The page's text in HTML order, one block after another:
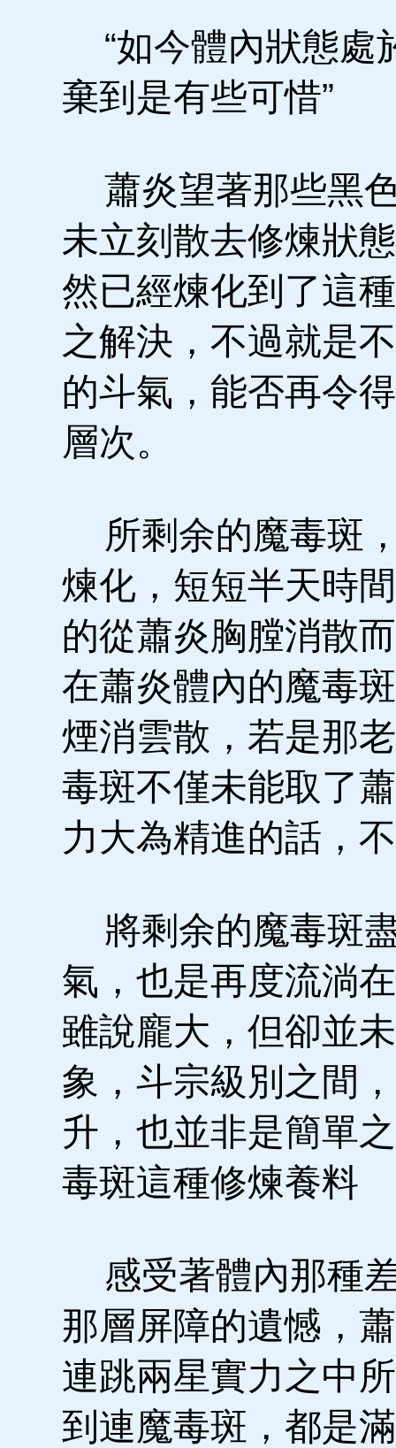
“如今體內狀態處
棄到是有些可惜”
蕭炎望著那些黑
未立刻散去修煉狀
然已經煉化到了這
之解決，不過就是
的斗氣，能否再令
層次。
所剩余的魔毒斑
煉化，短短半天時
的從蕭炎胸膛消散
在蕭炎體內的魔毒
煙消雲散，若是那
毒斑不僅未能取了
力大為精進的話，
將剩余的魔毒斑
氣，也是再度流淌
雖說龐大，但卻並
象，斗宗級別之間
升，也並非是簡單
毒斑這種修煉養料
感受著體內那種
那層屏障的遺憾，
連跳兩星實力之中
到連魔毒斑，都是